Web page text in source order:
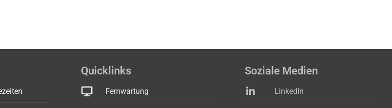
Quicklinks
Fernwartung
Soziale Medien
LinkedIn